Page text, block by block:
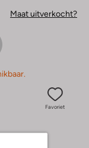
Maat uitverkocht?
Favoriet